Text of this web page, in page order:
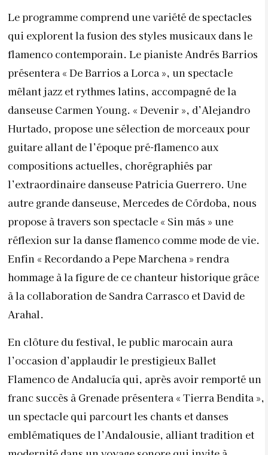
Le programme comprend une variété de spectacles
qui explorent la fusion des styles musicaux dans le
flamenco contemporain. Le pianiste Andrés Barrios
présentera « De Barrios a Lorca », un spectacle
mêlant jazz et rythmes latins, accompagné de la
danseuse Carmen Young. « Devenir », d’Alejandro
Hurtado, propose une sélection de morceaux pour
guitare allant de l’époque pré-flamenco aux
compositions actuelles, chorégraphiés par
l’extraordinaire danseuse Patricia Guerrero. Une
autre grande danseuse, Mercedes de Córdoba, nous
propose à travers son spectacle « Sin más » une
réflexion sur la danse flamenco comme mode de vie.
Enfin « Recordando a Pepe Marchena » rendra
hommage à la figure de ce chanteur historique grâce
à la collaboration de Sandra Carrasco et David de
Arahal.
En clôture du festival, le public marocain aura
l’occasion d’applaudir le prestigieux Ballet
Flamenco de Andalucía qui, après avoir remporté un
franc succès à Grenade présentera « Tierra Bendita »,
un spectacle qui parcourt les chants et danses
emblématiques de l’Andalousie, alliant tradition et